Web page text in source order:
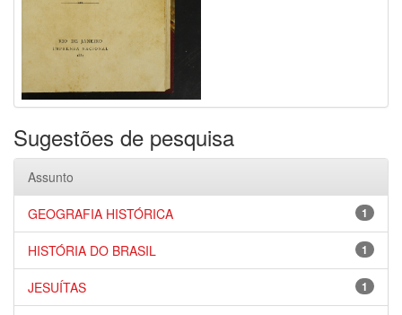
Sugestões de pesquisa
Assunto
1
GEOGRAFIA HISTÓRICA
1
HISTÓRIA DO BRASIL
1
JESUÍTAS